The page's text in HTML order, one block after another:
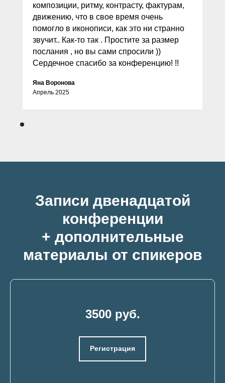
композиции, ритму, контрасту, фактурам,
движению, что в свое время очень
помогло в иконописи, как это ни странно
звучит.. Как-то так . Простите за размер
послания , но вы сами спросили ))
Сердечное спасибо за конференцию! !!
Яна Воронова
Апрель 2025
Записи двенадцатой
конференции
+ дополнительные
материалы от спикеров
3500 руб.
Регистрация